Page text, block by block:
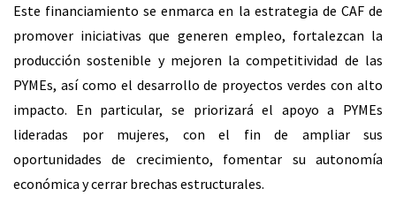
Este financiamiento se enmarca en la estrategia de CAF de
promover iniciativas que generen empleo, fortalezcan la
producción sostenible y mejoren la competitividad de las
PYMEs, así como el desarrollo de proyectos verdes con alto
impacto. En particular, se priorizará el apoyo a PYMEs
lideradas por mujeres, con el fin de ampliar sus
oportunidades de crecimiento, fomentar su autonomía
económica y cerrar brechas estructurales.